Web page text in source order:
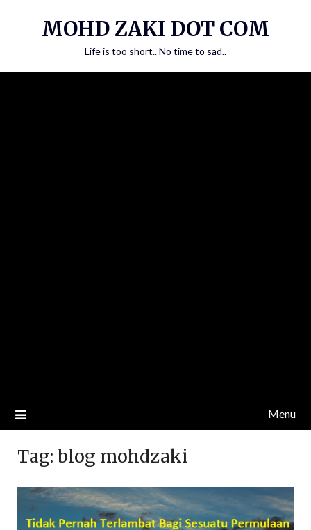
MOHD ZAKI DOT COM
Life is too short.. No time to sad..
Menu
Tag: blog mohdzaki